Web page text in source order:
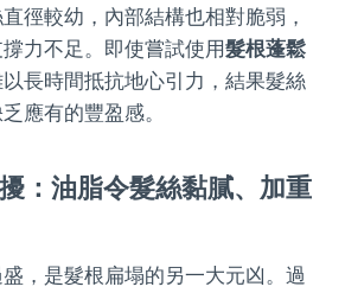
徑較幼，內部結構也相對脆弱，
力不足。即使嘗試使用髮根蓬鬆
長時間抵抗地心引力，結果髮絲
應有的豐盈感。
：油脂令髮絲黏膩、加重
，是髮根扁塌的另一大元凶。過